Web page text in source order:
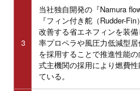
3
当社独自開発の『Namura
『フィン付き舵（Rudder-
改善する省エネフィンを装
率プロペラや風圧力低減型
を採用することで推進性能
式主機関の採用により燃費
ている。